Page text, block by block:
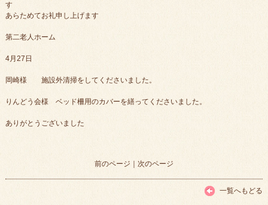
す
あらためてお礼申し上げます
第二老人ホーム
4月27日
岡崎様 施設外清掃をしてくださいました。
りんどう会様 ベッド柵用のカバーを繕ってくださいました。
ありがとうございました
前のページ ｜ 次のページ
一覧へもどる